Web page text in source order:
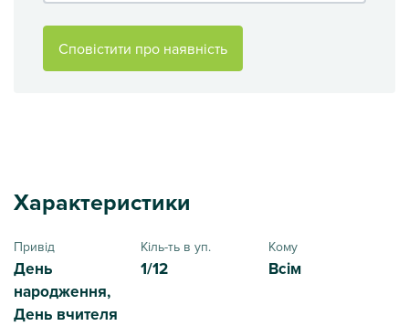
Сповістити про наявність
Характеристики
Привід
День
народження,
День вчителя
Кіль-ть в уп.
1/12
Кому
Всім